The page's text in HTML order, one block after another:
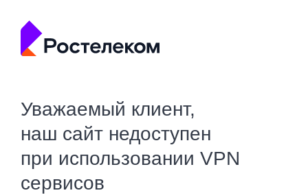
Уважаемый клиент,
наш сайт недоступен
при использовании VPN
сервисов